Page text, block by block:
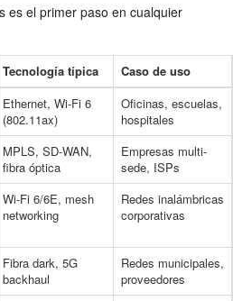
es el primer paso en cualquier
Tecnología típica
Caso de uso
Ethernet, Wi-Fi 6
(802.11ax)
Oficinas, escuelas,
hospitales
MPLS, SD-WAN,
fibra óptica
Empresas multi-
sede, ISPs
Wi-Fi 6/6E, mesh
networking
Redes inalámbricas
corporativas
Fibra dark, 5G
backhaul
Redes municipales,
proveedores